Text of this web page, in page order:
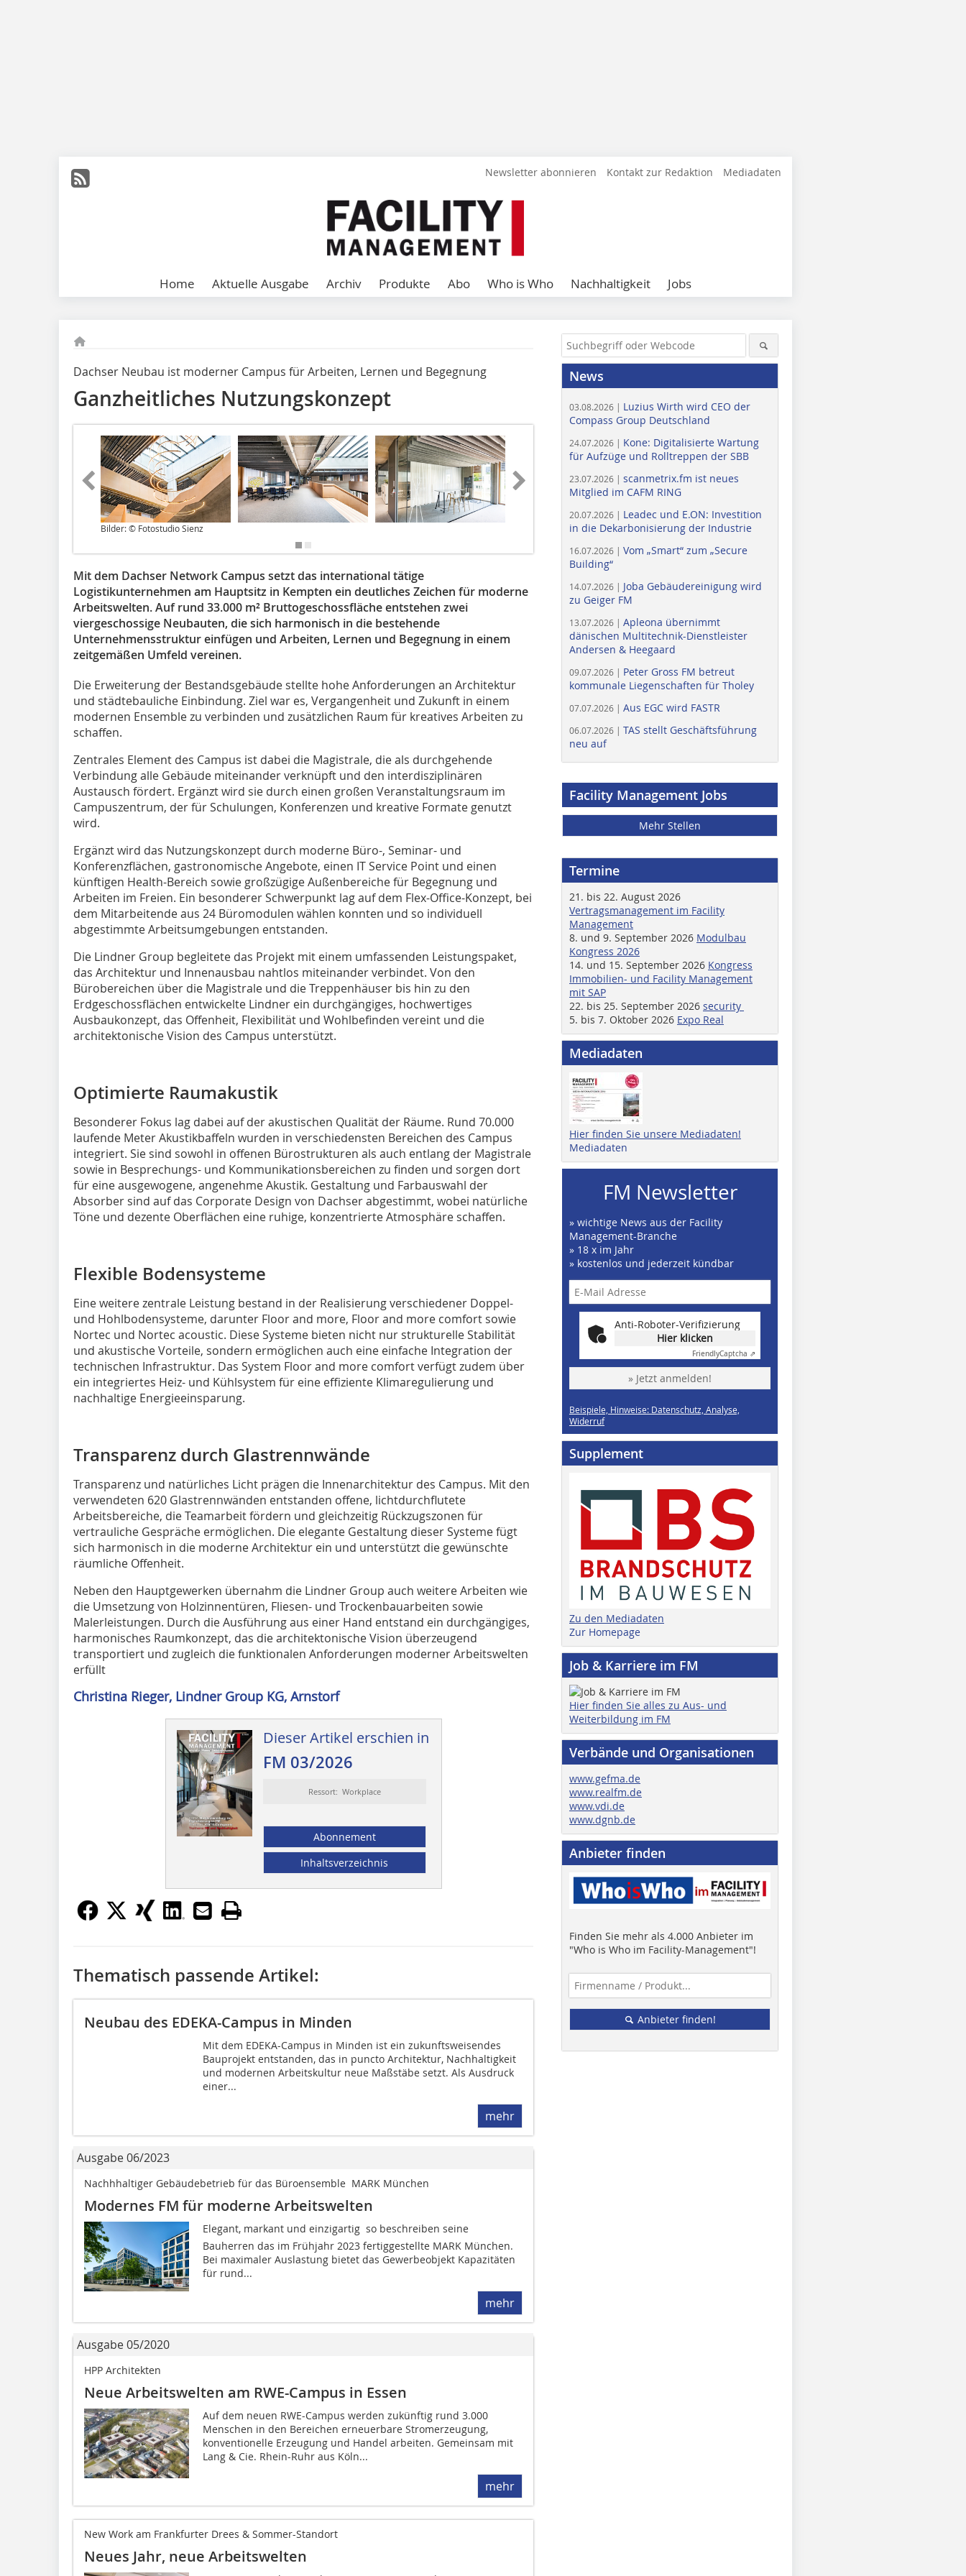
Newsletter abonnieren Kontakt zur Redaktion Mediadaten
Home Aktuelle Ausgabe Archiv Produkte Abo Who is Who Nachhaltigkeit Jobs
Dachser Neubau ist moderner Campus für Arbeiten, Lernen und Begegnung
Ganzheitliches Nutzungskonzept
Bilder: © Fotostudio Sienz
Mit dem Dachser Network Campus setzt das international tätige
Logistikunternehmen am Hauptsitz in Kempten ein deutliches Zeichen für moderne
Arbeitswelten. Auf rund 33.000 m² Bruttogeschossfläche entstehen zwei
viergeschossige Neubauten, die sich harmonisch in die bestehende
Unternehmensstruktur einfügen und Arbeiten, Lernen und Begegnung in einem
zeitgemäßen Umfeld vereinen.
Die Erweiterung der Bestandsgebäude stellte hohe Anforderungen an Architektur
und städtebauliche Einbindung. Ziel war es, Vergangenheit und Zukunft in einem
modernen Ensemble zu verbinden und zusätzlichen Raum für kreatives Arbeiten zu
schaffen.
Zentrales Element des Campus ist dabei die Magistrale, die als durchgehende
Verbindung alle Gebäude miteinander verknüpft und den interdisziplinären
Austausch fördert. Ergänzt wird sie durch einen großen Veranstaltungsraum im
Campuszentrum, der für Schulungen, Konferenzen und kreative Formate genutzt
wird.
Ergänzt wird das Nutzungskonzept durch moderne Büro-, Seminar- und
Konferenzflächen, gastronomische Angebote, einen IT Service Point und einen
künftigen Health-Bereich sowie großzügige Außenbereiche für Begegnung und
Arbeiten im Freien. Ein besonderer Schwerpunkt lag auf dem Flex-Office-Konzept, bei
dem Mitarbeitende aus 24 Büromodulen wählen konnten und so individuell
abgestimmte Arbeitsumgebungen entstanden.
Die Lindner Group begleitete das Projekt mit einem umfassenden Leistungspaket,
das Architektur und Innenausbau nahtlos miteinander verbindet. Von den
Bürobereichen über die Magistrale und die Treppenhäuser bis hin zu den
Erdgeschossflächen entwickelte Lindner ein durchgängiges, hochwertiges
Ausbaukonzept, das Offenheit, Flexibilität und Wohlbefinden vereint und die
architektonische Vision des Campus unterstützt.
Optimierte Raumakustik
Besonderer Fokus lag dabei auf der akustischen Qualität der Räume. Rund 70.000
laufende Meter Akustikbaffeln wurden in verschiedensten Bereichen des Campus
integriert. Sie sind sowohl in offenen Bürostrukturen als auch entlang der Magistrale
sowie in Besprechungs- und Kommunikationsbereichen zu finden und sorgen dort
für eine ausgewogene, angenehme Akustik. Gestaltung und Farbauswahl der
Absorber sind auf das Corporate Design von Dachser abgestimmt, wobei natürliche
Töne und dezente Oberflächen eine ruhige, konzentrierte Atmosphäre schaffen.
Flexible Bodensysteme
Eine weitere zentrale Leistung bestand in der Realisierung verschiedener Doppel-
und Hohlbodensysteme, darunter Floor and more, Floor and more comfort sowie
Nortec und Nortec acoustic. Diese Systeme bieten nicht nur strukturelle Stabilität
und akustische Vorteile, sondern ermöglichen auch eine einfache Integration der
technischen Infrastruktur. Das System Floor and more comfort verfügt zudem über
ein integriertes Heiz- und Kühlsystem für eine effiziente Klimaregulierung und
nachhaltige Energieeinsparung.
Transparenz durch Glastrennwände
Transparenz und natürliches Licht prägen die Innenarchitektur des Campus. Mit den
verwendeten 620 Glastrennwänden entstanden offene, lichtdurchflutete
Arbeitsbereiche, die Teamarbeit fördern und gleichzeitig Rückzugszonen für
vertrauliche Gespräche ermöglichen. Die elegante Gestaltung dieser Systeme fügt
sich harmonisch in die moderne Architektur ein und unterstützt die gewünschte
räumliche Offenheit.
Neben den Hauptgewerken übernahm die Lindner Group auch weitere Arbeiten wie
die Umsetzung von Holzinnentüren, Fliesen- und Trockenbauarbeiten sowie
Malerleistungen. Durch die Ausführung aus einer Hand entstand ein durchgängiges,
harmonisches Raumkonzept, das die architektonische Vision überzeugend
transportiert und zugleich die funktionalen Anforderungen moderner Arbeitswelten
erfüllt
Christina Rieger, Lindner Group KG, Arnstorf
Dieser Artikel erschien in
FM 03/2026
Ressort: Workplace
Abonnement
Inhaltsverzeichnis
Thematisch passende Artikel:
Neubau des EDEKA-Campus in Minden
Mit dem EDEKA-Campus in Minden ist ein zukunftsweisendes
Bauprojekt entstanden, das in puncto Architektur, Nachhaltigkeit
und modernen Arbeitskultur neue Maßstäbe setzt. Als Ausdruck
einer...
mehr
Ausgabe 06/2023
Nachhhaltiger Gebäudebetrieb für das Büroensemble ­­ MARK ­München
Modernes FM für ­moderne Arbeitswelten
Elegant, markant und einzigartig  so beschreiben seine
Bauherren das im Frühjahr 2023 fertiggestellte MARK München.
Bei maximaler Auslastung bietet das Gewerbeobjekt Kapazitäten
für rund...
mehr
Ausgabe 05/2020
HPP Architekten
Neue Arbeitswelten am RWE-Campus in Essen
Auf dem neuen RWE-Campus werden zukünftig rund 3.000
Menschen in den Bereichen erneuerbare Stromerzeugung,
konventionelle Erzeugung und Handel arbeiten. Gemeinsam mit
Lang & Cie. Rhein-Ruhr aus Köln...
mehr
New Work am Frankfurter Drees & Sommer-Standort
Neues Jahr, neue Arbeitswelten
News
03.08.2026 | Luzius Wirth wird CEO der
Compass Group Deutschland
24.07.2026 | Kone: Digitalisierte Wartung
für Aufzüge und Rolltreppen der SBB
23.07.2026 | scanmetrix.fm ist neues
Mitglied im CAFM RING
20.07.2026 | Leadec und E.ON: Investition
in die Dekarbonisierung der Industrie
16.07.2026 | Vom „Smart“ zum „Secure
Building“
14.07.2026 | Joba Gebäudereinigung wird
zu Geiger FM
13.07.2026 | Apleona übernimmt
dänischen Multitechnik-Dienstleister
Andersen & Heegaard
09.07.2026 | Peter Gross FM betreut
kommunale Liegenschaften für Tholey
07.07.2026 | Aus EGC wird FASTR
06.07.2026 | TAS stellt Geschäftsführung
neu auf
Facility Management Jobs
Mehr Stellen
Termine
21. bis 22. August 2026
Vertragsmanagement im Facility
Management
8. und 9. September 2026 Modulbau
Kongress 2026
14. und 15. September 2026 Kongress
Immobilien- und Facility Management
mit SAP
22. bis 25. September 2026 security
5. bis 7. Oktober 2026 Expo Real
Mediadaten
Hier finden Sie unsere Mediadaten!
Mediadaten
FM Newsletter
» wichtige News aus der Facility
Management-Branche
» 18 x im Jahr
» kostenlos und jederzeit kündbar
Anti-Roboter-Verifizierung
Hier klicken
FriendlyCaptcha ⇗
» Jetzt anmelden!
Beispiele, Hinweise: Datenschutz, Analyse,
Widerruf
Supplement
Zu den Mediadaten
Zur Homepage
Job & Karriere im FM
Hier finden Sie alles zu Aus- und
Weiterbildung im FM
Verbände und Organisationen
www.gefma.de
www.realfm.de
www.vdi.de
www.dgnb.de
Anbieter finden
Finden Sie mehr als 4.000 Anbieter im
"Who is Who im Facility-Management"!
Anbieter finden!